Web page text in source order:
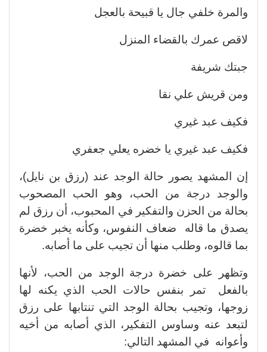
والمرة خلفي جال يا قبيحة بالعجل
لاقص عمرك بالقضاء المنزل
جبتك شريفة
ومن قريش علي نقا
فكيف عبد غيري
فكيف عبد غيري يا خضره يعلي جعفري
إن المشهد يصور حالة الوجد عند (رزق بن نايل)،
والوجد درجة من الحب، وهو الحب المصحوب
بحالة من الحزن والتفكير في المحبوب، أن رزق لم
يصدق ما قاله ضعاف النفوس، وكأنه يخبر خضرة
بما قالوه، وطلب منها أن تجيب على ما أصابه.
وتظهر على خضرة درجة الوجد من الحب، لأنها
بالفعل تمر بنفس حالات الحب الذي يكنه لها
زوجها، وتجيب بحالة الوجد التي تنتابها على رزق
لتبعد عنه وساوس التفكير، الذي أصابه من أخيه
وأعوانه في المشهد التالي: